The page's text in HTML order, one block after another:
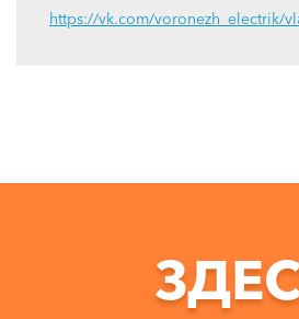
https://vk.com/voronezh_electrik/